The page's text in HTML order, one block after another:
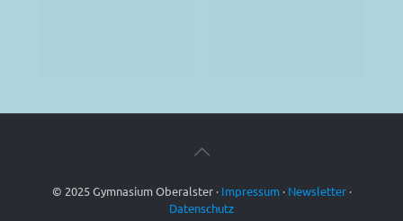
© 2025 Gymnasium Oberalster · Impressum· Newsletter·
Datenschutz